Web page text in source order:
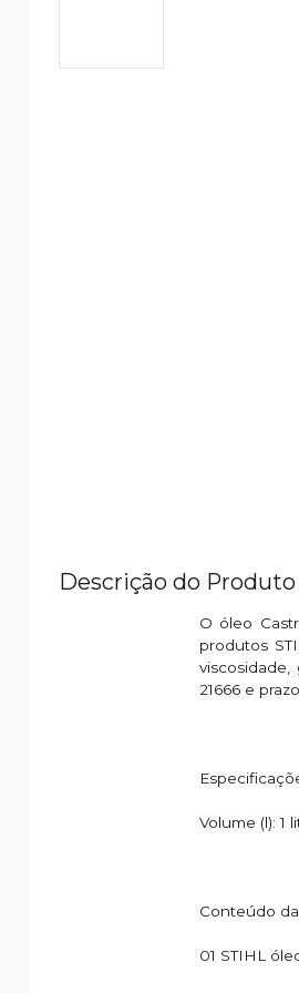
Descrição do Produto
O óleo
produtos
21666 e
Volume (l): 1
Conteúdo
01 STIHL